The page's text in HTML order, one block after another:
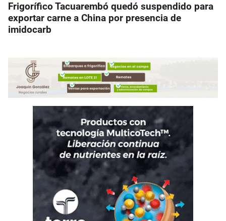
Frigorífico Tacuarembó quedó suspendido para
exportar carne a China por presencia de
imidocarb